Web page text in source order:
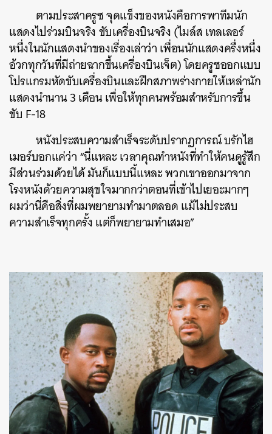
ตามประสาครูซ จุดแข็งของหนังคือการพาทีมนัก
แสดงไปร่วมบินจริง ขับเครื่องบินจริง (ไมล์ส เทลเลอร์
หนึ่งในนักแสดงนำของเรื่องเล่าว่า เพื่อนนักแสดงครึ่งหนึ่ง
อ้วกทุกวันที่มีถ่ายฉากขึ้นเครื่องบินเจ็ต) โดยครูซออกแบบ
โปรแกรมหัดขับเครื่องบินและฝึกสภาพร่างกายให้เหล่านัก
แสดงนำนาน 3 เดือน เพื่อให้ทุกคนพร้อมสำหรับการขึ้น
ขับ F-18
หนังประสบความสำเร็จระดับปรากฏการณ์ บรักไฮ
เมอร์บอกแค่ว่า “นี่แหละ เวลาคุณทำหนังที่ทำให้คนดูรู้สึก
มีส่วนร่วมด้วยได้ มันก็แบบนี้แหละ พวกเขาออกมาจาก
โรงหนังด้วยความสุขใจมากกว่าตอนที่เข้าไปเยอะมากๆ
ผมว่านี่คือสิ่งที่ผมพยายามทำมาตลอด แม้ไม่ประสบ
ความสำเร็จทุกครั้ง แต่ก็พยายามทำเสมอ”